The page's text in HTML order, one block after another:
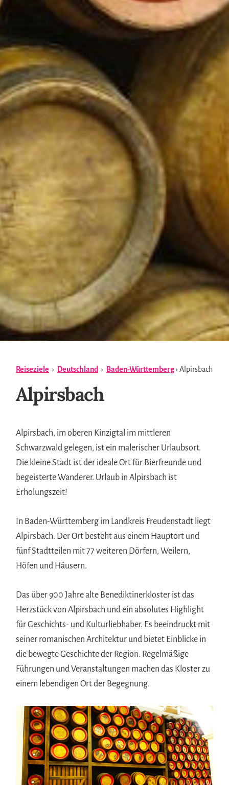
Reiseziele › Deutschland › Baden-Württemberg› Alpirsbach
Alpirsbach
Alpirsbach, im oberen Kinzigtal im mittleren
Schwarzwald gelegen, ist ein malerischer Urlaubsort.
Die kleine Stadt ist der ideale Ort für Bierfreunde und
begeisterte Wanderer. Urlaub in Alpirsbach ist
Erholungszeit!
In Baden-Württemberg im Landkreis Freudenstadt liegt
Alpirsbach. Der Ort besteht aus einem Hauptort und
fünf Stadtteilen mit 77 weiteren Dörfern, Weilern,
Höfen und Häusern.
Das über 900 Jahre alte Benediktinerkloster ist das
Herzstück von Alpirsbach und ein absolutes Highlight
für Geschichts- und Kulturliebhaber. Es beeindruckt mit
seiner romanischen Architektur und bietet Einblicke in
die bewegte Geschichte der Region. Regelmäßige
Führungen und Veranstaltungen machen das Kloster zu
einem lebendigen Ort der Begegnung.